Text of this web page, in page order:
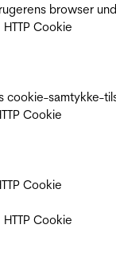
browser
HTTP Cookie
cookie-samtykke-
Cookie
Cookie
HTTP Cookie